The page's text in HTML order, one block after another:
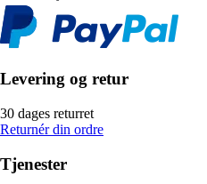
Levering og retur
30 dages returret
Returnér din ordre
Tjenester